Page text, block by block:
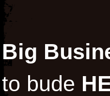
Big
to bude